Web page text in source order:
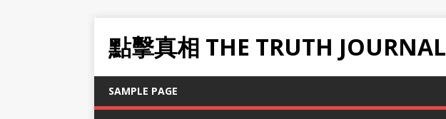
點擊真相 THE TRUTH JOURNAL
SAMPLE PAGE